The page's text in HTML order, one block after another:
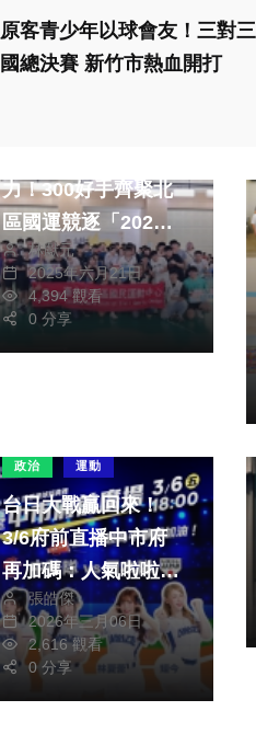
原客青少年以球會友！三對
國總決賽 新竹市熱血開打
力！300好手齊聚北
區國運競逐「2025
第五屆凱格盃羽球錦
標賽」
林獻元
2025年六月21日
4,394 觀看
0 分享
政治 運動
台日大戰贏回來！
3/6府前直播中市府
再加碼：人氣啦啦隊
短今助陣、限量「嗑
日」美食、張育成開
轟抽簽名公仔
張皓傑
2026年三月06日
2,616 觀看
0 分享